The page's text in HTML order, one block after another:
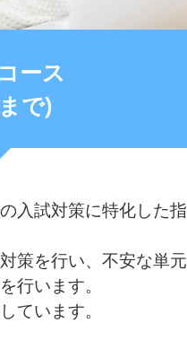
ース
で)
入試対策に特化した指
策を行い、不安な単元
行います。
ています。